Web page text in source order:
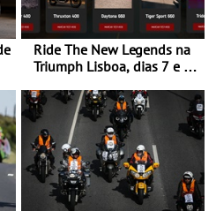
Ride The New Legends na
Triumph Lisboa, dias 7 e 8